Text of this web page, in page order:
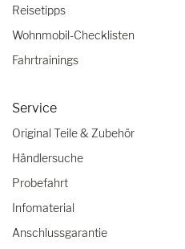
Reisetipps
Wohnmobil-Checklisten
Fahrtrainings
Service
Original Teile & Zubehör
Händlersuche
Probefahrt
Infomaterial
Anschlussgarantie